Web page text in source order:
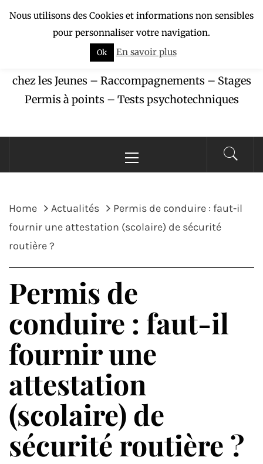
Skip
APAJ-ZÉBU
Association pour la Protection des Accidents
chez les Jeunes – Raccompagnements – Stages
Permis à points – Tests psychotechniques
Menu
Home Actualités
Permis de conduire : faut-il
fournir une attestation (scolaire) de sécurité
routière ?
Permis de
conduire : faut-il
fournir une
attestation
(scolaire) de
sécurité routière ?
Nous utilisons des Cookies et informations non sensibles
pour personnaliser votre navigation.
Ok En savoir plus